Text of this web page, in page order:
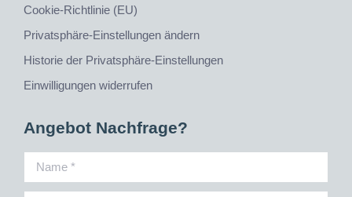
Cookie-Richtlinie (EU)
Privatsphäre-Einstellungen ändern
Historie der Privatsphäre-Einstellungen
Einwilligungen widerrufen
Angebot Nachfrage?